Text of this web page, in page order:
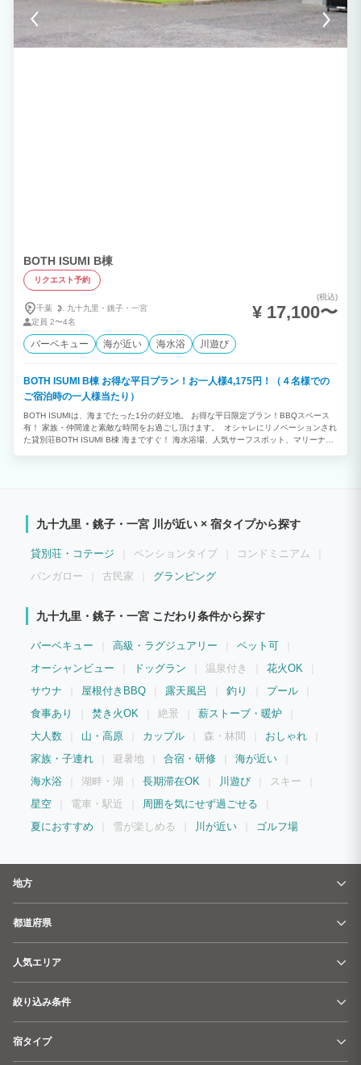
BOTH ISUMI B棟
リクエスト予約
千葉 九十九里・ 銚子・ 一宮
定員 2〜4名
(税込)
¥ 17,100〜
バーベキュー 海が近い 海水浴 川遊び
BOTH ISUMI B棟 お得な平日プラン！お一人様4,175円！（４名様での
ご宿泊時の一人様当たり）
BOTH ISUMIは、海までたった1分の好立地。 お得な平日限定プラン！BBQスペース
有！ 家族・仲間達と素敵な時間をお過ごし頂けます。 オシャレにリノベーションされ
た貸別荘BOTH ISUMI B棟 海まですぐ！ 海水浴場、人気サーフスポット、マリーナ、
九十九里・銚子・一宮 川が近い × 宿タイプから探す
貸別荘・コテージ ペンションタイプ
コンドミニアム
バンガロー
古民家 グランピング
九十九里・銚子・一宮 こだわり条件から探す
バーベキュー 高級・ラグジュアリー
ペット可
オーシャンビュー
ドッグラン 温泉付き
花火OK
サウナ
屋根付きBBQ 露天風呂 釣り
プール
食事あり
焚き火OK 絶景
薪ストーブ・暖炉
大人数
山・高原 カップル 森・林間
おしゃれ
家族・子連れ
避暑地 合宿・研修
海が近い
海水浴
湖畔・湖 長期滞在OK 川遊び
スキー
星空
電車・駅近
周囲を気にせず過ごせる
夏におすすめ
雪が楽しめる 川が近い ゴルフ場
地方
都道府県
人気エリア
絞り込み条件
宿タイプ